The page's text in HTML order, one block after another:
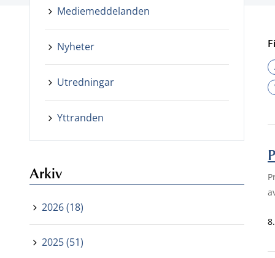
Mediemeddelanden
Nyheter
Utredningar
Yttranden
Arkiv
2026 (18)
2025 (51)